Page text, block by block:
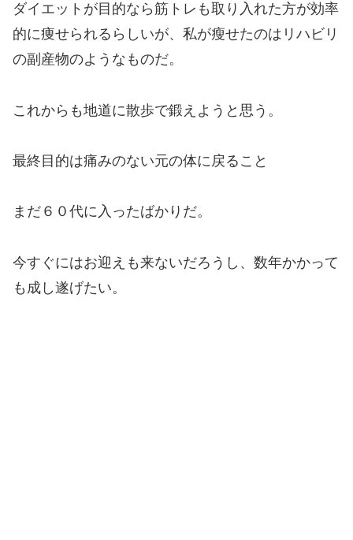
ダイエットが目的なら筋トレも取り入れた方が効率
的に痩せられるらしいが、私が瘦せたのはリハビリ
の副産物のようなものだ。
これからも地道に散歩で鍛えようと思う。
最終目的は痛みのない元の体に戻ること
まだ６０代に入ったばかりだ。
今すぐにはお迎えも来ないだろうし、数年かかって
も成し遂げたい。